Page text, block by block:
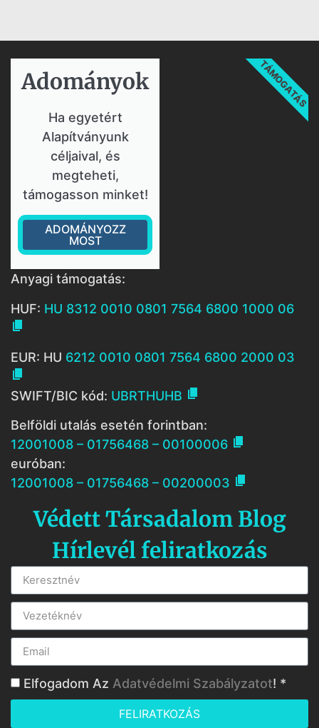
Adományok​
Ha egyetért
Alapítványunk
céljaival, és
megteheti,
támogasson minket!
ADOMÁNYOZZ
MOST
TÁMOGATÁS
Anyagi támogatás:
HUF: HU 8312 0010 0801 7564 6800 1000 06

EUR: HU 6212 0010 0801 7564 6800 2000 03

SWIFT/BIC kód: UBRTHUHB 
Belföldi utalás esetén forintban:
12001008 – 01756468 – 00100006 
euróban:
12001008 – 01756468 – 00200003 
Védett Társadalom Blog
Hírlevél feliratkozás
Elfogadom Az Adatvédelmi Szabályzatot! *
FELIRATKOZÁS